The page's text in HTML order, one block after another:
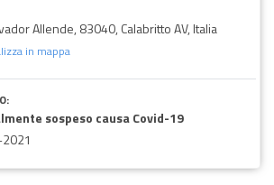
Allende, 83040, Calabritto AV, Italia
in mappa
sospeso causa Covid-19